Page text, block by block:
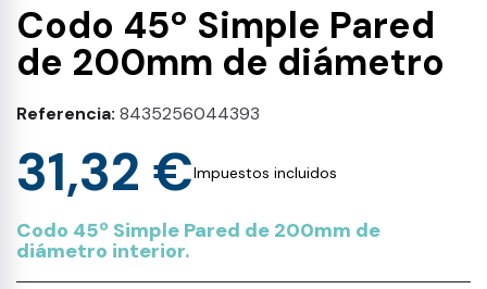
Codo 45º Simple Pared
de 200mm de diámetro
Referencia 8435256044393
31,32 €Impuestos incluidos
Codo 45º Simple Pared de 200mm de
diámetro interior.